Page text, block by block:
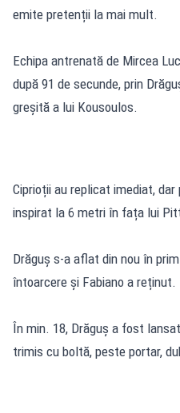
emite pretenții la mai mult.
Echipa antrenată de Mircea
după 91 de secunde, prin
greșită a lui Kousoulos.
Ciprioții au replicat imediat,
inspirat la 6 metri în fața lui
Drăguș s-a aflat din nou în
întoarcere și Fabiano a reținut.
În min. 18, Drăguș a fost
trimis cu boltă, peste portar,